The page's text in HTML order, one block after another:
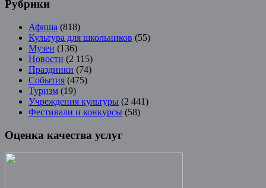
Рубрики
Афиша (818)
Культура для школьников (55)
Музеи (136)
Новости (2 115)
Праздники (74)
События (475)
Туризм (19)
Учреждения культуры (2 441)
Фестивали и конкурсы (58)
Оценка качества услуг